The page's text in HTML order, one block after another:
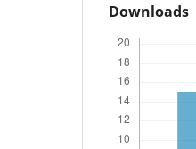
Downloads